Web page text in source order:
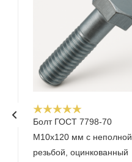
Болт ГОСТ 7798-70
М10х120 мм с неполной
резьбой, оцинкованный